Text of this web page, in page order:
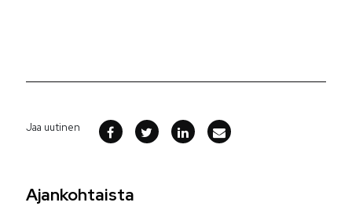
Jaa uutinen
Ajankohtaista